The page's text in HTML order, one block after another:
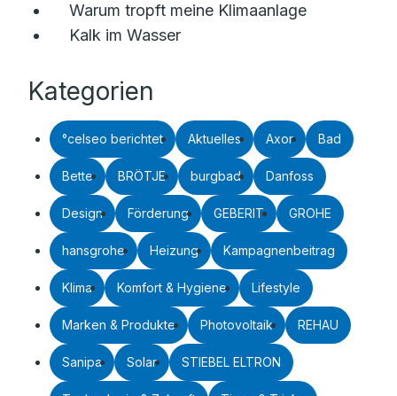
Warum tropft meine Klimaanlage
Kalk im Wasser
Kategorien
°celseo berichtet Aktuelles Axor Bad
Bette BRÖTJE burgbad Danfoss
Design Förderung GEBERIT GROHE
hansgrohe Heizung Kampagnenbeitrag
Klima Komfort & Hygiene Lifestyle
Marken & Produkte Photovoltaik REHAU
Sanipa Solar STIEBEL ELTRON